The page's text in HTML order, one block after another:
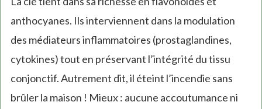
anthocyanes. Ils interviennent dans la modulation
des médiateurs inflammatoires (prostaglandines,
cytokines) tout en préservant l’intégrité du tissu
conjonctif. Autrement dit, il éteint l’incendie sans
brûler la maison ! Mieux : aucune accoutumance ni